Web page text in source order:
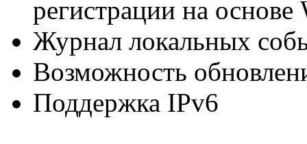
регистрации на основе
Журнал локальных
Возможность
Поддержка IPv6